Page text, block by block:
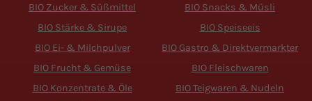
BIO Zucker & Süßmittel
BIO Stärke & Sirupe
BIO Ei- & Milchpulver
BIO Frucht & Gemüse
BIO Konzentrate & Öle
BIO Snacks & Müsli
BIO Speiseeis
BIO Gastro & Direktvermarkter
BIO Fleischwaren
BIO Teigwaren & Nudeln